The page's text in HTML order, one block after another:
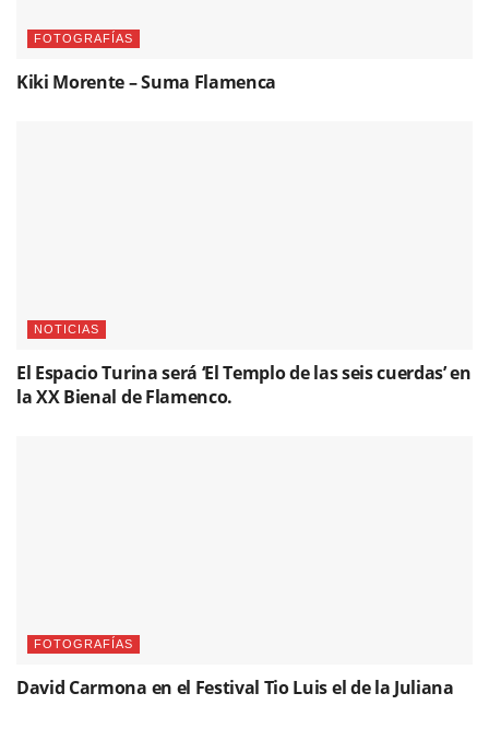
FOTOGRAFÍAS
Kiki Morente – Suma Flamenca
NOTICIAS
El Espacio Turina será ‘El Templo de las seis cuerdas’ en
la XX Bienal de Flamenco.
FOTOGRAFÍAS
David Carmona en el Festival Tio Luis el de la Juliana